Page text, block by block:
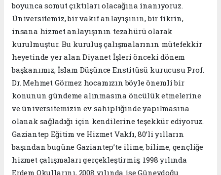
boyunca somut çıktıları olacağına inanıyoruz.
Üniversitemiz, bir vakıf anlayışının, bir fikrin,
insana hizmet anlayışının tezahürü olarak
kurulmuştur. Bu kuruluş çalışmalarının mütefekkir
heyetinde yer alan Diyanet İşleri önceki dönem
başkanımız, İslam Düşünce Enstitüsü kurucusu Prof.
Dr. Mehmet Görmez hocamızın böyle önemli bir
konunun gündeme alınmasına öncülük etmelerine
ve üniversitemizin ev sahipliğinde yapılmasına
olanak sağladığı için kendilerine teşekkür ediyoruz.
Gaziantep Eğitim ve Hizmet Vakfı, 80’li yılların
başından bugüne Gaziantep’te ilime, bilime, gençliğe
hizmet çalışmaları gerçekleştirmiş; 1998 yılında
Erdem Okullarını, 2008 yılında ise Güneydoğu